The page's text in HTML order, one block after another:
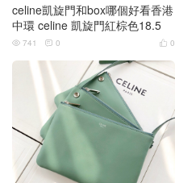
celine凱旋門和box哪個好看香港
中環 celine 凱旋門紅棕色18.5
 0
 741  0